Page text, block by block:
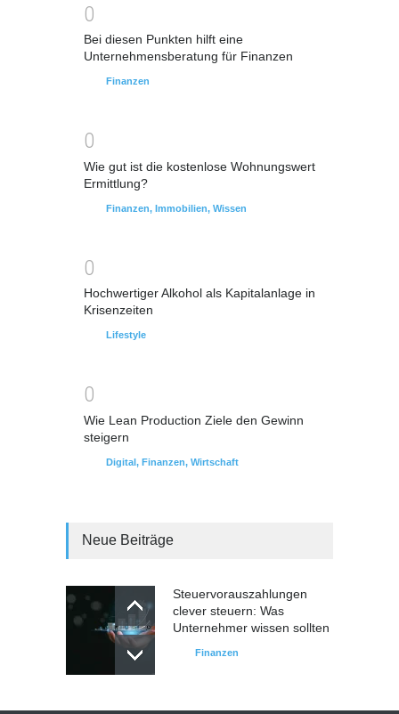
0
Bei diesen Punkten hilft eine
Unternehmensberatung für Finanzen
Finanzen
0
Wie gut ist die kostenlose Wohnungswert
Ermittlung?
Finanzen, Immobilien, Wissen
0
Hochwertiger Alkohol als Kapitalanlage in
Krisenzeiten
Lifestyle
0
Wie Lean Production Ziele den Gewinn
steigern
Digital, Finanzen, Wirtschaft
Neue Beiträge
Steuervorauszahlungen
clever steuern: Was
Unternehmer wissen sollten
Finanzen